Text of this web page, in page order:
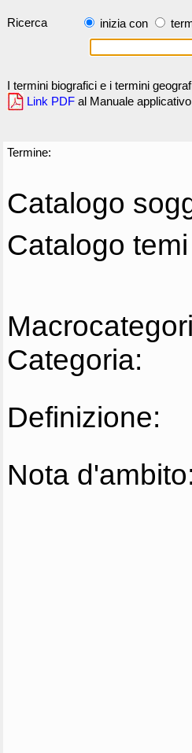
Ricerca inizia con
I termini biografici e i termini
Link PDF al Manuale
Termine:
Catalogo
Catalogo
Categoria:
Definizione:
Nota d'ambito: